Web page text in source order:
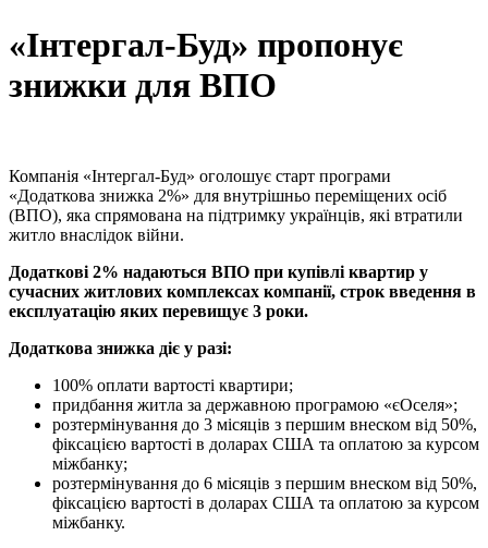
«Інтергал-Буд» пропонує
знижки для ВПО
Компанія «Інтергал-Буд» оголошує старт програми
«Додаткова знижка 2%» для внутрішньо переміщених осіб
(ВПО), яка спрямована на підтримку українців, які втратили
житло внаслідок війни.
Додаткові 2% надаються ВПО при купівлі квартир у
сучасних житлових комплексах компанії, строк введення в
експлуатацію яких перевищує 3 роки.
Додаткова знижка діє у разі:
100% оплати вартості квартири;
придбання житла за державною програмою «єОселя»;
розтермінування до 3 місяців з першим внеском від 50%,
фіксацією вартості в доларах США та оплатою за курсом
міжбанку;
розтермінування до 6 місяців з першим внеском від 50%,
фіксацією вартості в доларах США та оплатою за курсом
міжбанку.